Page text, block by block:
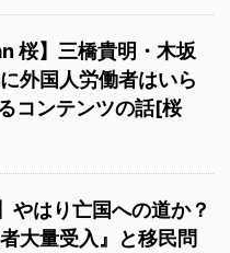
桜】三橋貴明・木坂
外国人労働者はいら
コンテンツの話[桜
やはり亡国への道か？
者大量受入』と移民問